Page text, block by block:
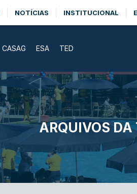
NOTÍCIAS INSTITUCIONAL
CASAG ESA TED
ARQUIVOS